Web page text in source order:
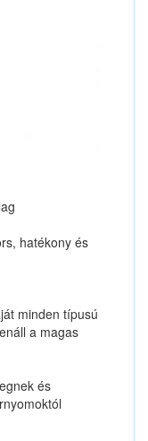
hatékony és
minden típusú
a magas
és